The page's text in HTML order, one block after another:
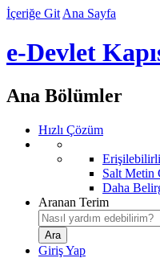
İçeriğe Git Ana Sayfa
e-Devlet
Ana Bölümler
Hızlı Çözüm
Salt Metin
Daha
Aranan Terim
Giriş Yap